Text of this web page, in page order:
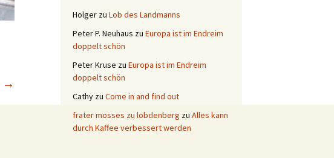
→
Holger zu Lob des Landmanns
Peter P. Neuhaus zu Europa ist im Endreim
doppelt schön
Peter Kruse zu Europa ist im Endreim
doppelt schön
Cathy zu Come in and find out
frater mosses zu lobdenberg zu Alles kann
durch Kaffee verbessert werden